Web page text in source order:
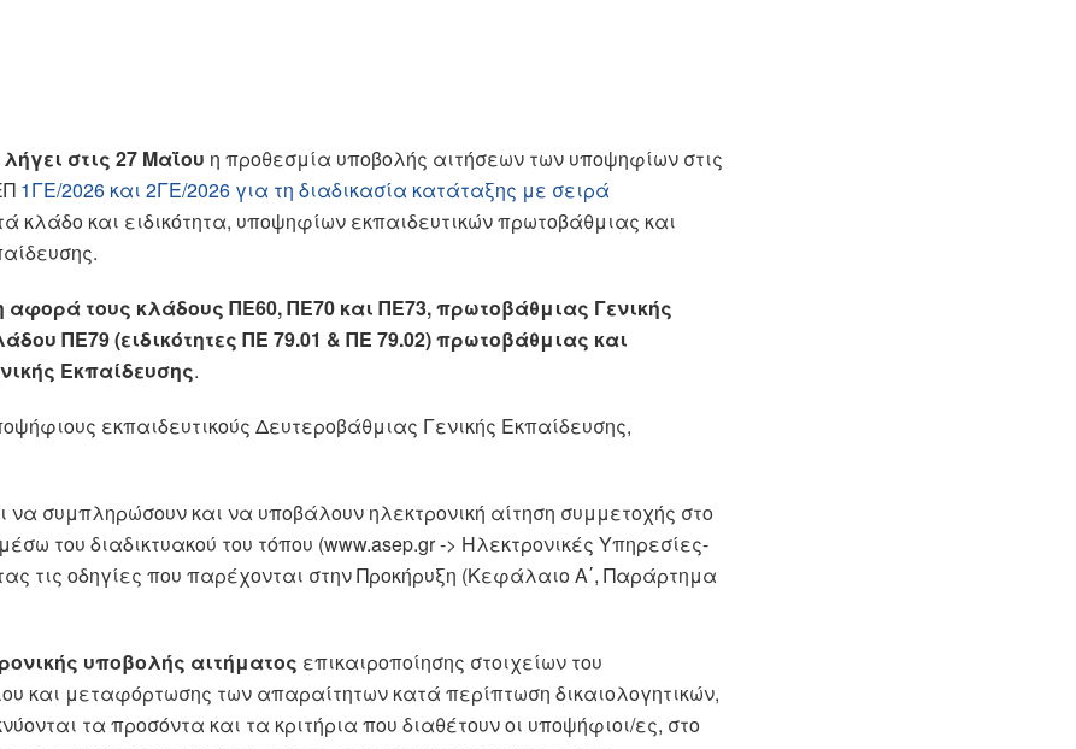
στις 27 Μαΐου η προθεσμία υποβολής αιτήσεων των υποψηφίων στις
1ΓΕ/2026 και 2ΓΕ/2026 για τη διαδικασία κατάταξης με σειρά
κλάδο και ειδικότητα, υποψηφίων εκπαιδευτικών πρωτοβάθμιας και
τους κλάδους ΠΕ60, ΠΕ70 και ΠΕ73, πρωτοβάθμιας Γενικής
ΠΕ79 (ειδικότητες ΠΕ 79.01 & ΠΕ 79.02) πρωτοβάθμιας και
Εκπαίδευσης.
εκπαιδευτικούς Δευτεροβάθμιας Γενικής Εκπαίδευσης,
να συμπληρώσουν και να υποβάλουν ηλεκτρονική αίτηση συμμετοχής στο
του διαδικτυακού του τόπου (www.asep.gr -> Ηλεκτρονικές Υπηρεσίες-
τις οδηγίες που παρέχονται στην Προκήρυξη (Κεφάλαιο Α΄, Παράρτημα
υποβολής αιτήματος επικαιροποίησης στοιχείων του
και μεταφόρτωσης των απαραίτητων κατά περίπτωση δικαιολογητικών,
τα προσόντα και τα κριτήρια που διαθέτουν οι υποψήφιοι/ες, στο